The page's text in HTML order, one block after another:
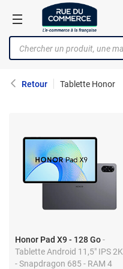
Retour Tablette Honor
Honor Pad X9 - 128 Go-
Tablette Android 11,5" IPS 2K
- Snapdragon 685 - RAM 4